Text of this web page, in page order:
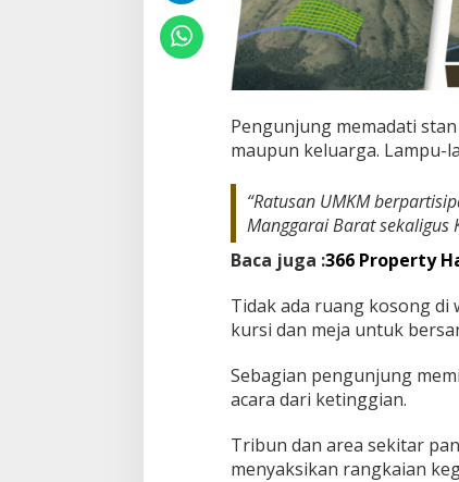
Pengunjung memadati
maupun keluarga. Lampu-
“Ratusan UMKM
Manggarai Barat sekaligus
Baca juga :366 Property
Tidak ada ruang kosong
kursi dan meja untuk
Sebagian pengunjung
acara dari ketinggian.
Tribun dan area sekitar
menyaksikan rangkaian